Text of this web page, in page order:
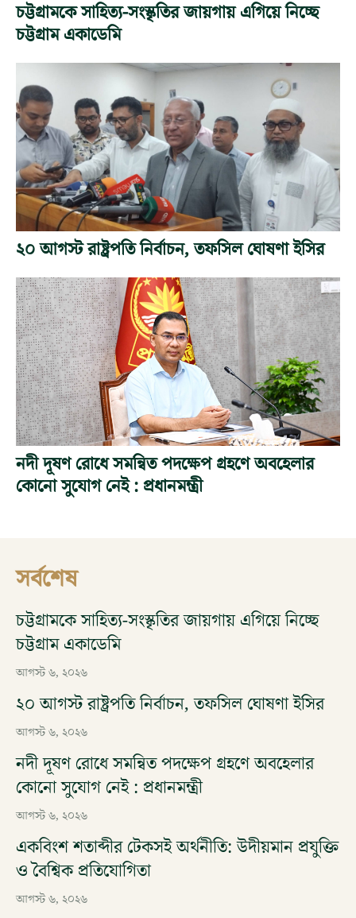
চট্টগ্রামকে সাহিত্য-সংস্কৃতির জায়গায় এগিয়ে নিচ্ছে
চট্টগ্রাম একাডেমি
২০ আগস্ট রাষ্ট্রপতি নির্বাচন, তফসিল ঘোষণা ইসির
নদী দূষণ রোধে সমন্বিত পদক্ষেপ গ্রহণে অবহেলার
কোনো সুযোগ নেই : প্রধানমন্ত্রী
সর্বশেষ
চট্টগ্রামকে সাহিত্য-সংস্কৃতির জায়গায় এগিয়ে নিচ্ছে
চট্টগ্রাম একাডেমি
আগস্ট ৬, ২০২৬
২০ আগস্ট রাষ্ট্রপতি নির্বাচন, তফসিল ঘোষণা ইসির
আগস্ট ৬, ২০২৬
নদী দূষণ রোধে সমন্বিত পদক্ষেপ গ্রহণে অবহেলার
কোনো সুযোগ নেই : প্রধানমন্ত্রী
আগস্ট ৬, ২০২৬
একবিংশ শতাব্দীর টেকসই অর্থনীতি: উদীয়মান প্রযুক্তি
ও বৈশ্বিক প্রতিযোগিতা
আগস্ট ৬, ২০২৬